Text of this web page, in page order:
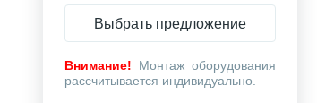
Выбрать предложение
Внимание! Монтаж оборудования
рассчитывается индивидуально.